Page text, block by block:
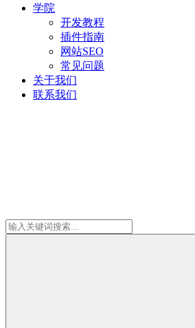
学院
开发教程
插件指南
网站SEO
常见问题
关于我们
联系我们